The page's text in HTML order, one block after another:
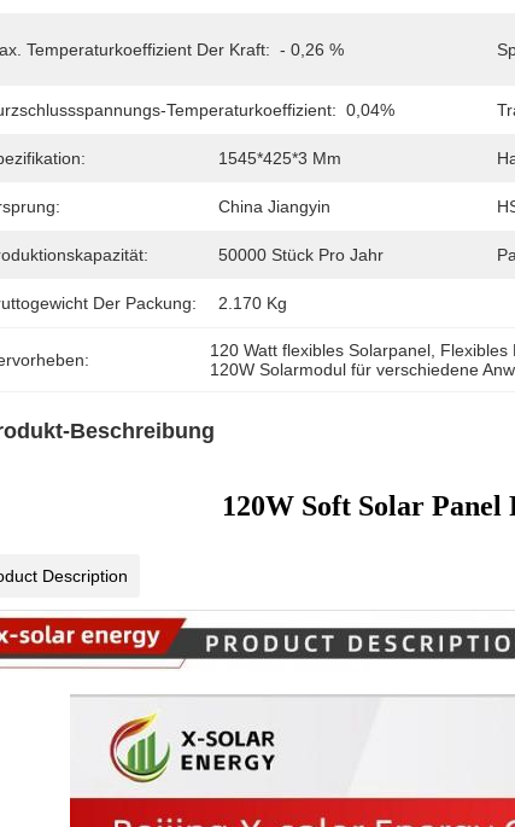
Temperaturkoeffizient Der Kraft: - 0,26 %
Temperaturkoeffizient: 0,04%
1545*425*3 Mm
China Jiangyin
50000 Stück Pro Jahr
Der Packung: 2.170 Kg
120 Watt flexibles Solarpanel Flexibles
120W Solarmodul für verschiedene
Beschreibung
120W Soft Solar
Description